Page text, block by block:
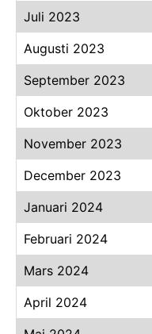
Juli 2023
Augusti 2023
September 2023
Oktober 2023
November 2023
December 2023
Januari 2024
Februari 2024
Mars 2024
April 2024